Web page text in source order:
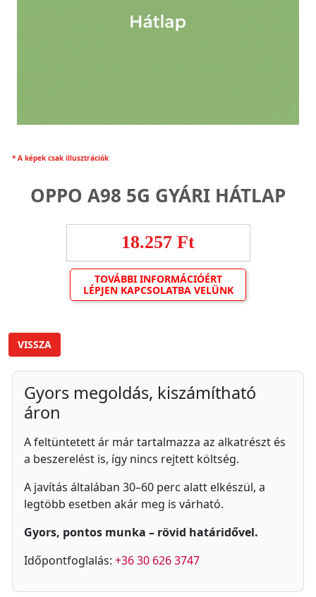
* A képek csak illusztrációk
OPPO A98 5G GYÁRI HÁTLAP
18.257 Ft
TOVÁBBI INFORMÁCIÓÉRT
LÉPJEN KAPCSOLATBA VELÜNK
VISSZA
Gyors megoldás, kiszámítható
áron
A feltüntetett ár már tartalmazza az alkatrészt és
a beszerelést is, így nincs rejtett költség.
A javítás általában 30–60 perc alatt elkészül, a
legtöbb esetben akár meg is várható.
Gyors, pontos munka – rövid határidővel.
Időpontfoglalás: +36 30 626 3747